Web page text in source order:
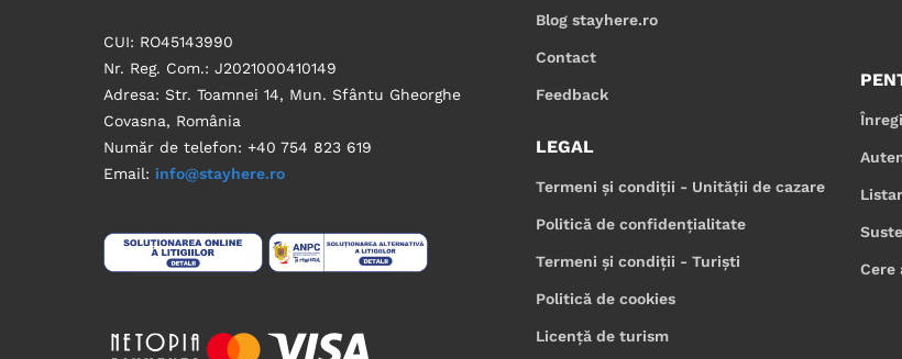
CUI: RO45143990
Nr. Reg. Com.: J2021000410149
Adresa: Str. Toamnei 14, Mun. Sfântu Gheorghe
Covasna, România
Număr de telefon: +40 754 823 619
Email: info@stayhere.ro
Blog stayhere.ro
Contact
Feedback
LEGAL
Termeni și condiții - Unității de cazare
Politică de confidențialitate
Termeni și condiții - Turiști
Politică de cookies
Licență de turism
Cere